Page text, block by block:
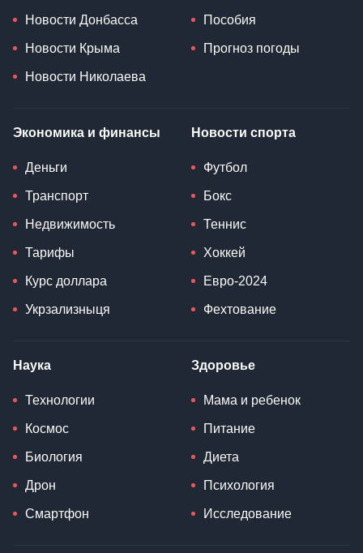
Новости Донбасса
Новости Крыма
Новости Николаева
Пособия
Прогноз погоды
Экономика и финансы
Деньги
Транспорт
Недвижимость
Тарифы
Курс доллара
Укрзализныця
Новости спорта
Футбол
Бокс
Теннис
Хоккей
Евро-2024
Фехтование
Наука
Технологии
Космос
Биология
Дрон
Смартфон
Здоровье
Мама и ребенок
Питание
Диета
Психология
Исследование